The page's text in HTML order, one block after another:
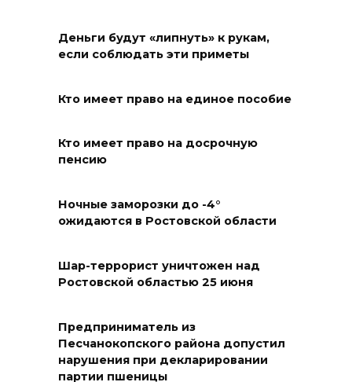
Меры поддержки после ЧС
взаимодействие участников
избирательного процесса в
07 августа 2026 17:14
Емельяновых на Большой
Садовой, 94, обследуют
07 августа 2026 17:03
Бетон и влага: эксперт ЮФУ
Деньги будут «липнуть» к рукам,
если соблюдать эти приметы
Кто имеет право на единое пособие
Кто имеет право на досрочную
пенсию
Ночные заморозки до -4°
ожидаются в Ростовской области
Шар-террорист уничтожен над
Ростовской областью 25 июня
Предприниматель из
Песчанокопского района допустил
нарушения при декларировании
партии пшеницы